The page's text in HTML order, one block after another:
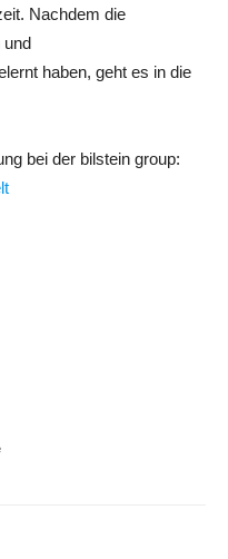
Nachdem die
und
haben, geht es in die
bei der bilstein group: